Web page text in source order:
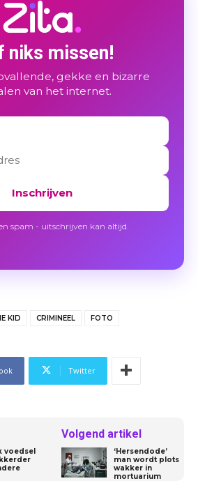
niks missen!
gekke en bizarre
van het internet.
Inschrijven
spam - uitschrijven kan altijd.
KID CRIMINEEL FOTO
Twitter
voedsel
Volgend artikel
‘Hersendode’
man wordt plots
wakker in
mortuarium